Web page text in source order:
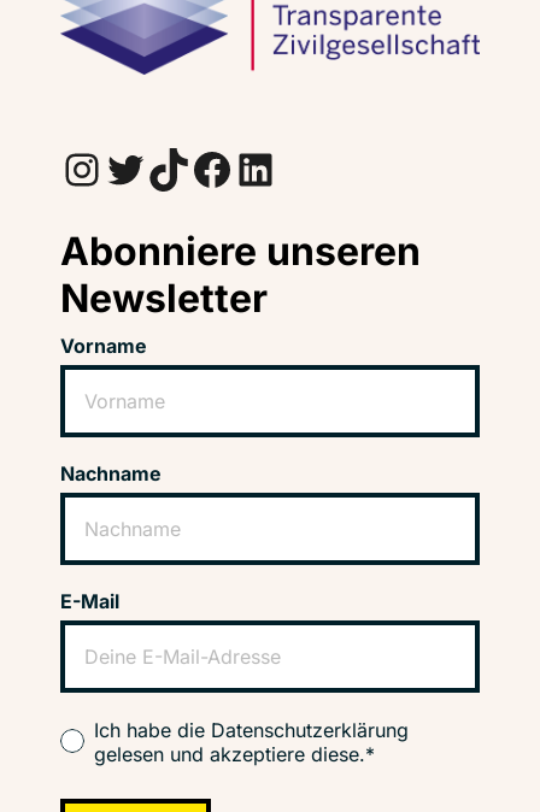
InstagramTwitter TikTok Facebook LinkedIn
Abonniere unseren
Newsletter
Vorname
Nachname
E-Mail
Ich habe die Datenschutzerklärung
gelesen und akzeptiere diese.*